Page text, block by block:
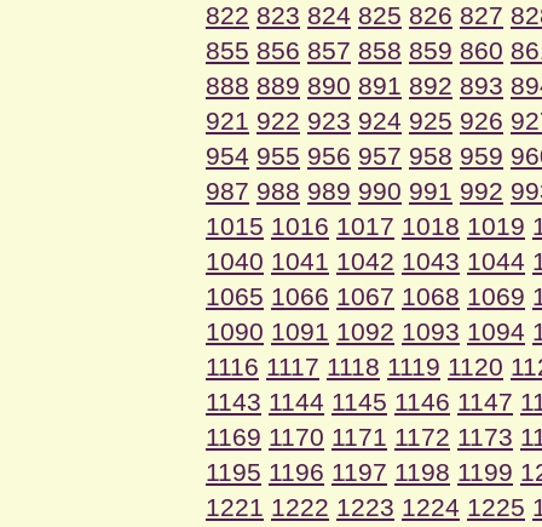
822 823 824 825 826 827
855 856 857 858 859 860
888 889 890 891 892 893
921 922 923 924 925 926
954 955 956 957 958 959
987 988 989 990 991 992
1015 1016 1017 1018 1019
1040 1041 1042 1043 1044
1065 1066 1067 1068 1069
1090 1091 1092 1093 1094
1116 1117 1118 1119 1120
1143 1144 1145 1146 1147
1169 1170 1171 1172 1173
1195 1196 1197 1198 1199
1221 1222 1223 1224 1225